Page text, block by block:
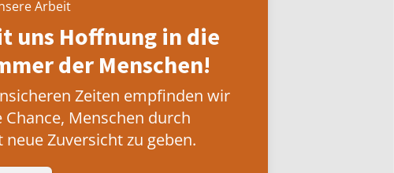
Arbeit
uns Hoffnung in die
der Menschen!
Zeiten empfinden wir
Chance, Menschen durch
neue Zuversicht zu geben.